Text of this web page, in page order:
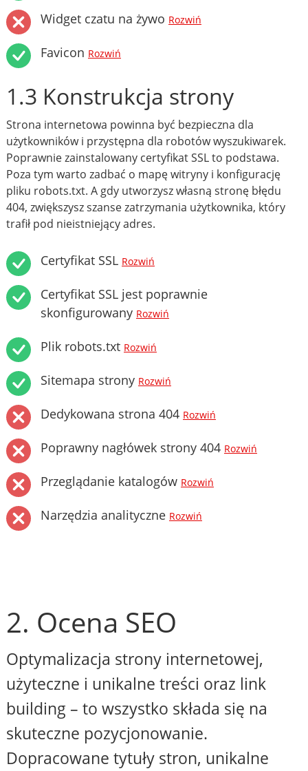
Widget czatu na żywo Rozwiń
Favicon Rozwiń
1.3 Konstrukcja strony
Strona internetowa powinna być bezpieczna dla
użytkowników i przystępna dla robotów wyszukiwarek.
Poprawnie zainstalowany certyfikat SSL to podstawa.
Poza tym warto zadbać o mapę witryny i konfigurację
pliku robots.txt. A gdy utworzysz własną stronę błędu
404, zwiększysz szanse zatrzymania użytkownika, który
trafił pod nieistniejący adres.
Certyfikat SSL Rozwiń
Certyfikat SSL jest poprawnie
skonfigurowany Rozwiń
Plik robots.txt Rozwiń
Sitemapa strony Rozwiń
Dedykowana strona 404 Rozwiń
Poprawny nagłówek strony 404 Rozwiń
Przeglądanie katalogów Rozwiń
Narzędzia analityczne Rozwiń
2. Ocena SEO
Optymalizacja strony internetowej,
użyteczne i unikalne treści oraz link
building – to wszystko składa się na
skuteczne pozycjonowanie.
Dopracowane tytuły stron, unikalne